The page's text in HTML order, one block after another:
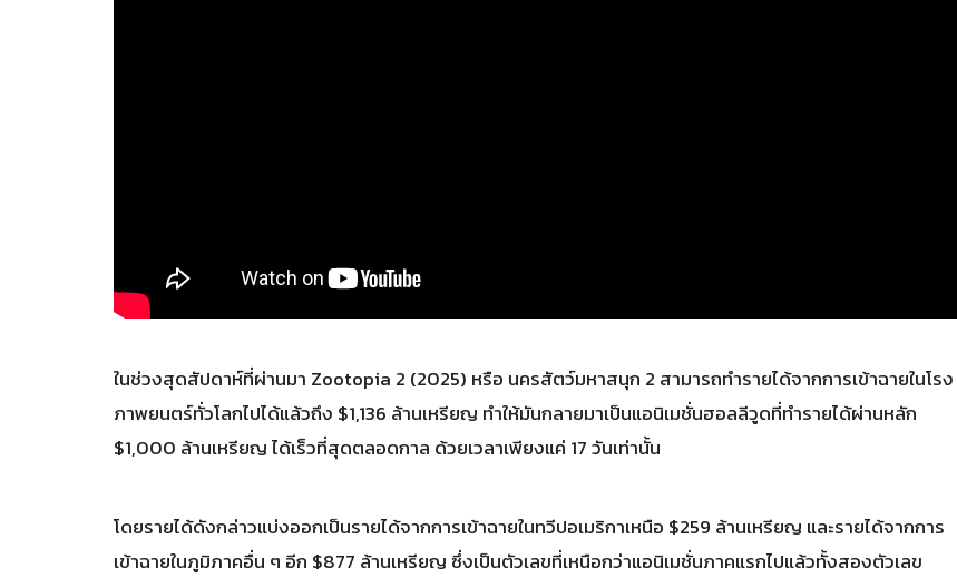
ในช่วงสุดสัปดาห์ที่ผ่านมา Zootopia 2 (2025) หรือ นครสัตว์มหาสนุก 2 สามารถทำรายได้จากการเข้าฉายในโรง
ภาพยนตร์ทั่วโลกไปได้แล้วถึง $1,136 ล้านเหรียญ ทำให้มันกลายมาเป็นแอนิเมชั่นฮอลลีวูดที่ทำรายได้ผ่านหลัก
$1,000 ล้านเหรียญ ได้เร็วที่สุดตลอดกาล ด้วยเวลาเพียงแค่ 17 วันเท่านั้น
โดยรายได้ดังกล่าวแบ่งออกเป็นรายได้จากการเข้าฉายในทวีปอเมริกาเหนือ $259 ล้านเหรียญ และรายได้จากการ
เข้าฉายในภูมิภาคอื่น ๆ อีก $877 ล้านเหรียญ ซึ่งเป็นตัวเลขที่เหนือกว่าแอนิเมชั่นภาคแรกไปแล้วทั้งสองตัวเลข